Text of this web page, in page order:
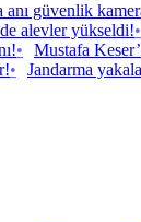
anı güvenlik
alevler yükseldi!•
• Mustafa
•
Jandarma